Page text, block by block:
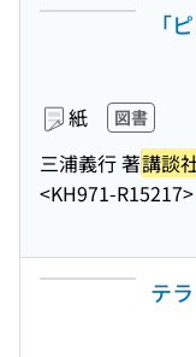
「
紙 図書
三浦義行 著講談
<KH971-R15217>
テ